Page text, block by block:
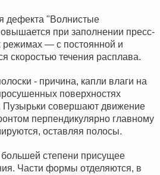
дефекта "Волнистые
при заполнении пресс-
— с постоянной и
скоростью течения расплава.
- причина, капли влаги на
поверхностях
Пузырьки совершают движение
перпендикулярно главному
оставляя полосы.
степени присущее
Части формы отделяются, в